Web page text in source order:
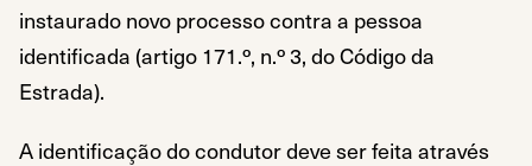
instaurado novo processo contra a pessoa
identificada (artigo 171.º, n.º 3, do Código da
Estrada).
A identificação do condutor deve ser feita através